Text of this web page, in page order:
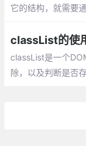
它的结构，就需要
classList是一个
除，以及判断是否